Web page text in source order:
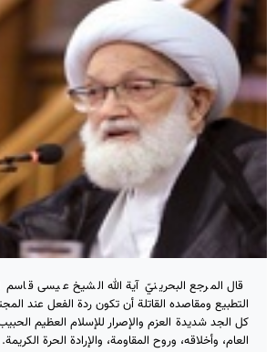
قال المرجع البحرينيّ آية الله الشيخ عيسى
التطبيع ومقاصده القاتلة أن تكون ردة الفعل عند
كل الجد شديدة العزم والإصرار للإسلام العظيم
العام، وأخلاقه، وروح المقاومة، والإرادة الحرة الكريمة.